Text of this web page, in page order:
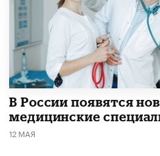
В России появятся
медицинские
12 МАЯ